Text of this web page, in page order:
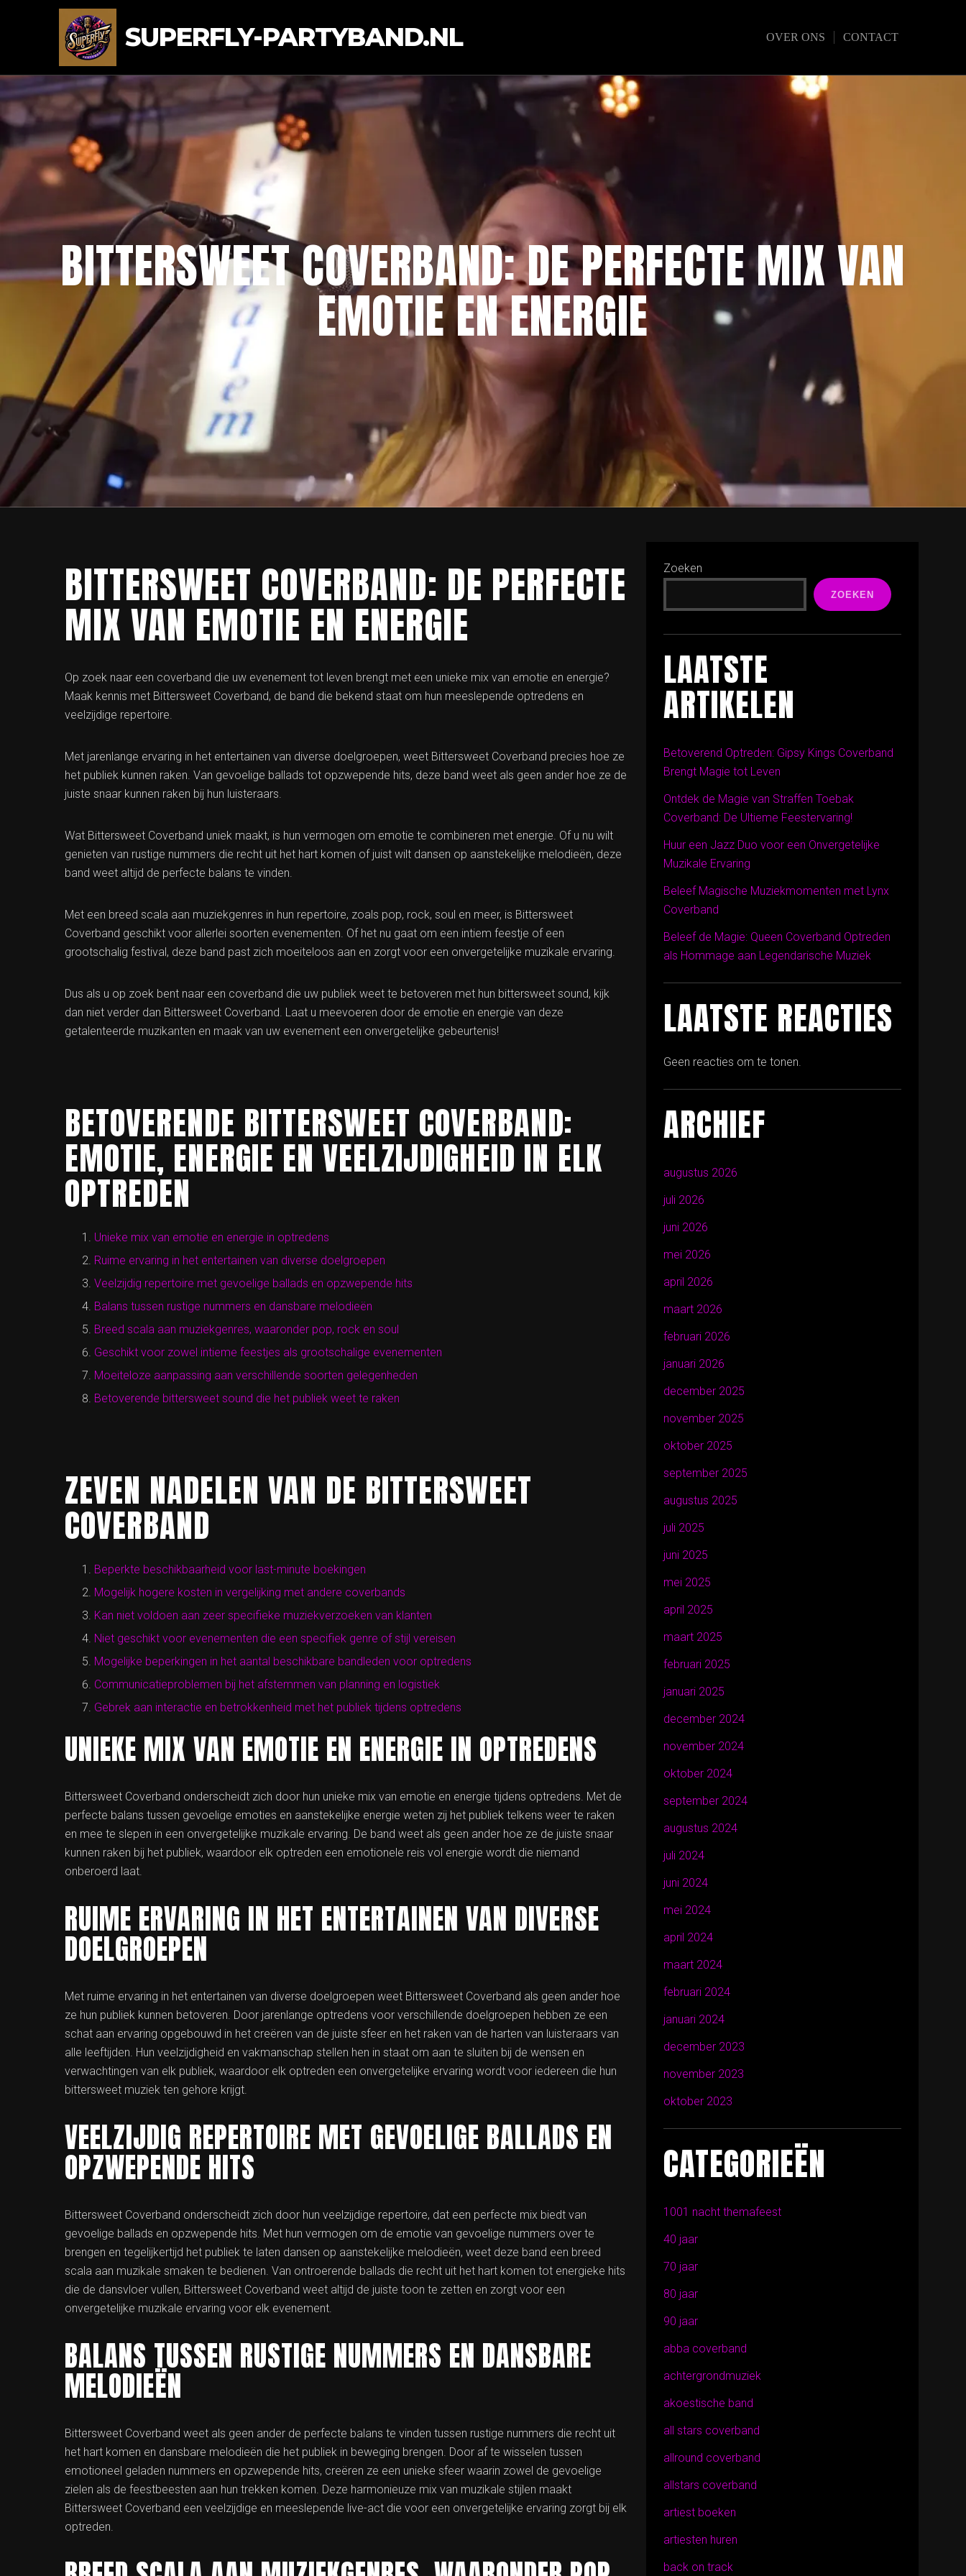
SUPERFLY-PARTYBAND.NL OVER ONS CONTACT
BITTERSWEET COVERBAND: DE PERFECTE MIX VAN
EMOTIE EN ENERGIE
BITTERSWEET COVERBAND: DE PERFECTE
MIX VAN EMOTIE EN ENERGIE
Op zoek naar een coverband die uw evenement tot leven brengt met een unieke mix van emotie en energie?
Maak kennis met Bittersweet Coverband, de band die bekend staat om hun meeslepende optredens en
veelzijdige repertoire.
Met jarenlange ervaring in het entertainen van diverse doelgroepen, weet Bittersweet Coverband precies hoe ze
het publiek kunnen raken. Van gevoelige ballads tot opzwepende hits, deze band weet als geen ander hoe ze de
juiste snaar kunnen raken bij hun luisteraars.
Wat Bittersweet Coverband uniek maakt, is hun vermogen om emotie te combineren met energie. Of u nu wilt
genieten van rustige nummers die recht uit het hart komen of juist wilt dansen op aanstekelijke melodieën, deze
band weet altijd de perfecte balans te vinden.
Met een breed scala aan muziekgenres in hun repertoire, zoals pop, rock, soul en meer, is Bittersweet
Coverband geschikt voor allerlei soorten evenementen. Of het nu gaat om een intiem feestje of een
grootschalig festival, deze band past zich moeiteloos aan en zorgt voor een onvergetelijke muzikale ervaring.
Dus als u op zoek bent naar een coverband die uw publiek weet te betoveren met hun bittersweet sound, kijk
dan niet verder dan Bittersweet Coverband. Laat u meevoeren door de emotie en energie van deze
getalenteerde muzikanten en maak van uw evenement een onvergetelijke gebeurtenis!
BETOVERENDE BITTERSWEET COVERBAND:
EMOTIE, ENERGIE EN VEELZIJDIGHEID IN ELK
OPTREDEN
Unieke mix van emotie en energie in optredens
Ruime ervaring in het entertainen van diverse doelgroepen
Veelzijdig repertoire met gevoelige ballads en opzwepende hits
Balans tussen rustige nummers en dansbare melodieën
Breed scala aan muziekgenres, waaronder pop, rock en soul
Geschikt voor zowel intieme feestjes als grootschalige evenementen
Moeiteloze aanpassing aan verschillende soorten gelegenheden
Betoverende bittersweet sound die het publiek weet te raken
ZEVEN NADELEN VAN DE BITTERSWEET
COVERBAND
Beperkte beschikbaarheid voor last-minute boekingen
Mogelijk hogere kosten in vergelijking met andere coverbands
Kan niet voldoen aan zeer specifieke muziekverzoeken van klanten
Niet geschikt voor evenementen die een specifiek genre of stijl vereisen
Mogelijke beperkingen in het aantal beschikbare bandleden voor optredens
Communicatieproblemen bij het afstemmen van planning en logistiek
Gebrek aan interactie en betrokkenheid met het publiek tijdens optredens
UNIEKE MIX VAN EMOTIE EN ENERGIE IN OPTREDENS
Bittersweet Coverband onderscheidt zich door hun unieke mix van emotie en energie tijdens optredens. Met de
perfecte balans tussen gevoelige emoties en aanstekelijke energie weten zij het publiek telkens weer te raken
en mee te slepen in een onvergetelijke muzikale ervaring. De band weet als geen ander hoe ze de juiste snaar
kunnen raken bij het publiek, waardoor elk optreden een emotionele reis vol energie wordt die niemand
onberoerd laat.
RUIME ERVARING IN HET ENTERTAINEN VAN DIVERSE
DOELGROEPEN
Met ruime ervaring in het entertainen van diverse doelgroepen weet Bittersweet Coverband als geen ander hoe
ze hun publiek kunnen betoveren. Door jarenlange optredens voor verschillende doelgroepen hebben ze een
schat aan ervaring opgebouwd in het creëren van de juiste sfeer en het raken van de harten van luisteraars van
alle leeftijden. Hun veelzijdigheid en vakmanschap stellen hen in staat om aan te sluiten bij de wensen en
verwachtingen van elk publiek, waardoor elk optreden een onvergetelijke ervaring wordt voor iedereen die hun
bittersweet muziek ten gehore krijgt.
VEELZIJDIG REPERTOIRE MET GEVOELIGE BALLADS EN
OPZWEPENDE HITS
Bittersweet Coverband onderscheidt zich door hun veelzijdige repertoire, dat een perfecte mix biedt van
gevoelige ballads en opzwepende hits. Met hun vermogen om de emotie van gevoelige nummers over te
brengen en tegelijkertijd het publiek te laten dansen op aanstekelijke melodieën, weet deze band een breed
scala aan muzikale smaken te bedienen. Van ontroerende ballads die recht uit het hart komen tot energieke hits
die de dansvloer vullen, Bittersweet Coverband weet altijd de juiste toon te zetten en zorgt voor een
onvergetelijke muzikale ervaring voor elk evenement.
BALANS TUSSEN RUSTIGE NUMMERS EN DANSBARE
MELODIEËN
Bittersweet Coverband weet als geen ander de perfecte balans te vinden tussen rustige nummers die recht uit
het hart komen en dansbare melodieën die het publiek in beweging brengen. Door af te wisselen tussen
emotioneel geladen nummers en opzwepende hits, creëren ze een unieke sfeer waarin zowel de gevoelige
zielen als de feestbeesten aan hun trekken komen. Deze harmonieuze mix van muzikale stijlen maakt
Bittersweet Coverband een veelzijdige en meeslepende live-act die voor een onvergetelijke ervaring zorgt bij elk
optreden.
Zoeken
ZOEKEN
LAATSTE
ARTIKELEN
Betoverend Optreden: Gipsy Kings Coverband
Brengt Magie tot Leven
Ontdek de Magie van Straffen Toebak
Coverband: De Ultieme Feestervaring!
Huur een Jazz Duo voor een Onvergetelijke
Muzikale Ervaring
Beleef Magische Muziekmomenten met Lynx
Coverband
Beleef de Magie: Queen Coverband Optreden
als Hommage aan Legendarische Muziek
LAATSTE REACTIES
Geen reacties om te tonen.
ARCHIEF
augustus 2026
juli 2026
juni 2026
mei 2026
april 2026
maart 2026
februari 2026
januari 2026
december 2025
november 2025
oktober 2025
september 2025
augustus 2025
juli 2025
juni 2025
mei 2025
april 2025
maart 2025
februari 2025
januari 2025
december 2024
november 2024
oktober 2024
september 2024
augustus 2024
juli 2024
juni 2024
mei 2024
april 2024
maart 2024
februari 2024
januari 2024
december 2023
november 2023
oktober 2023
CATEGORIEËN
1001 nacht themafeest
40 jaar
70 jaar
80 jaar
90 jaar
abba coverband
achtergrondmuziek
akoestische band
all stars coverband
allround coverband
allstars coverband
artiest boeken
artiesten huren
back on track